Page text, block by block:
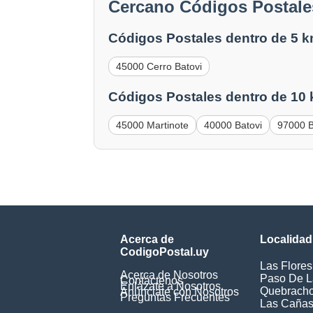
Cercano Códigos
Códigos Postales dentro de 5
45000 Cerro Batovi
Códigos Postales dentro de 10
45000 Martinote 40000 Batovi 97000
Acerca de
CodigoPostal.uy
Acerca de Nosotros
Contáctenos
Enlázate a Nosotros
Anúnciate con Nosotros
Preguntas Frecuentes
Las Flores
Paso De
Las Cañas